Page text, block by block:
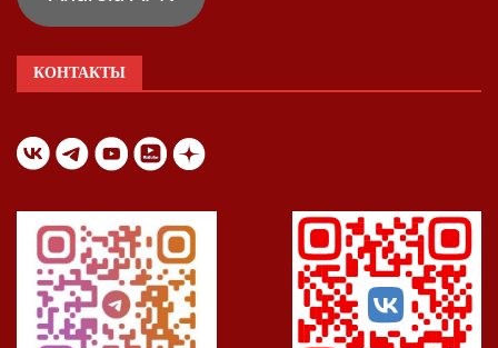
КОНТАКТЫ